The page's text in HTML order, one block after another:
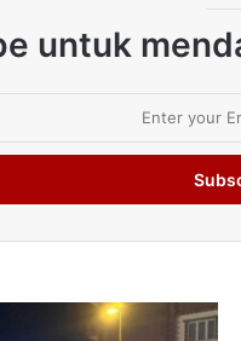
untuk